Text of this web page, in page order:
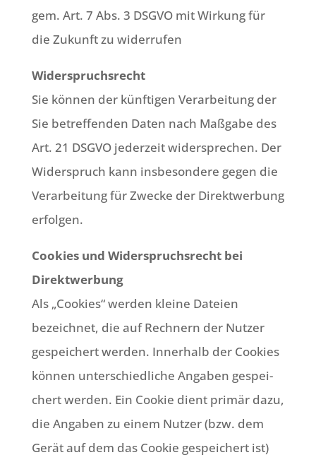
gem. Art. 7 Abs. 3 DSGVO mit Wir­kung für
die Zukunft zu widerrufen
Wider­spruchs­recht
Sie kön­nen der künf­ti­gen Ver­ar­bei­tung der
Sie betref­fen­den Daten nach Maß­ga­be des
Art. 21 DSGVO jeder­zeit wider­spre­chen. Der
Wider­spruch kann ins­be­son­de­re gegen die
Ver­ar­bei­tung für Zwecke der Direkt­wer­bung
erfolgen.
Coo­kies und Wider­spruchs­recht bei
Direkt­wer­bung
Als „Coo­kies“ wer­den klei­ne Datei­en
bezeich­net, die auf Rech­nern der Nut­zer
gespei­chert wer­den. Inner­halb der Coo­kies
kön­nen unter­schied­li­che Anga­ben gespei­
chert wer­den. Ein Coo­kie dient pri­mär dazu,
die Anga­ben zu einem Nut­zer (bzw. dem
Gerät auf dem das Coo­kie gespei­chert ist)